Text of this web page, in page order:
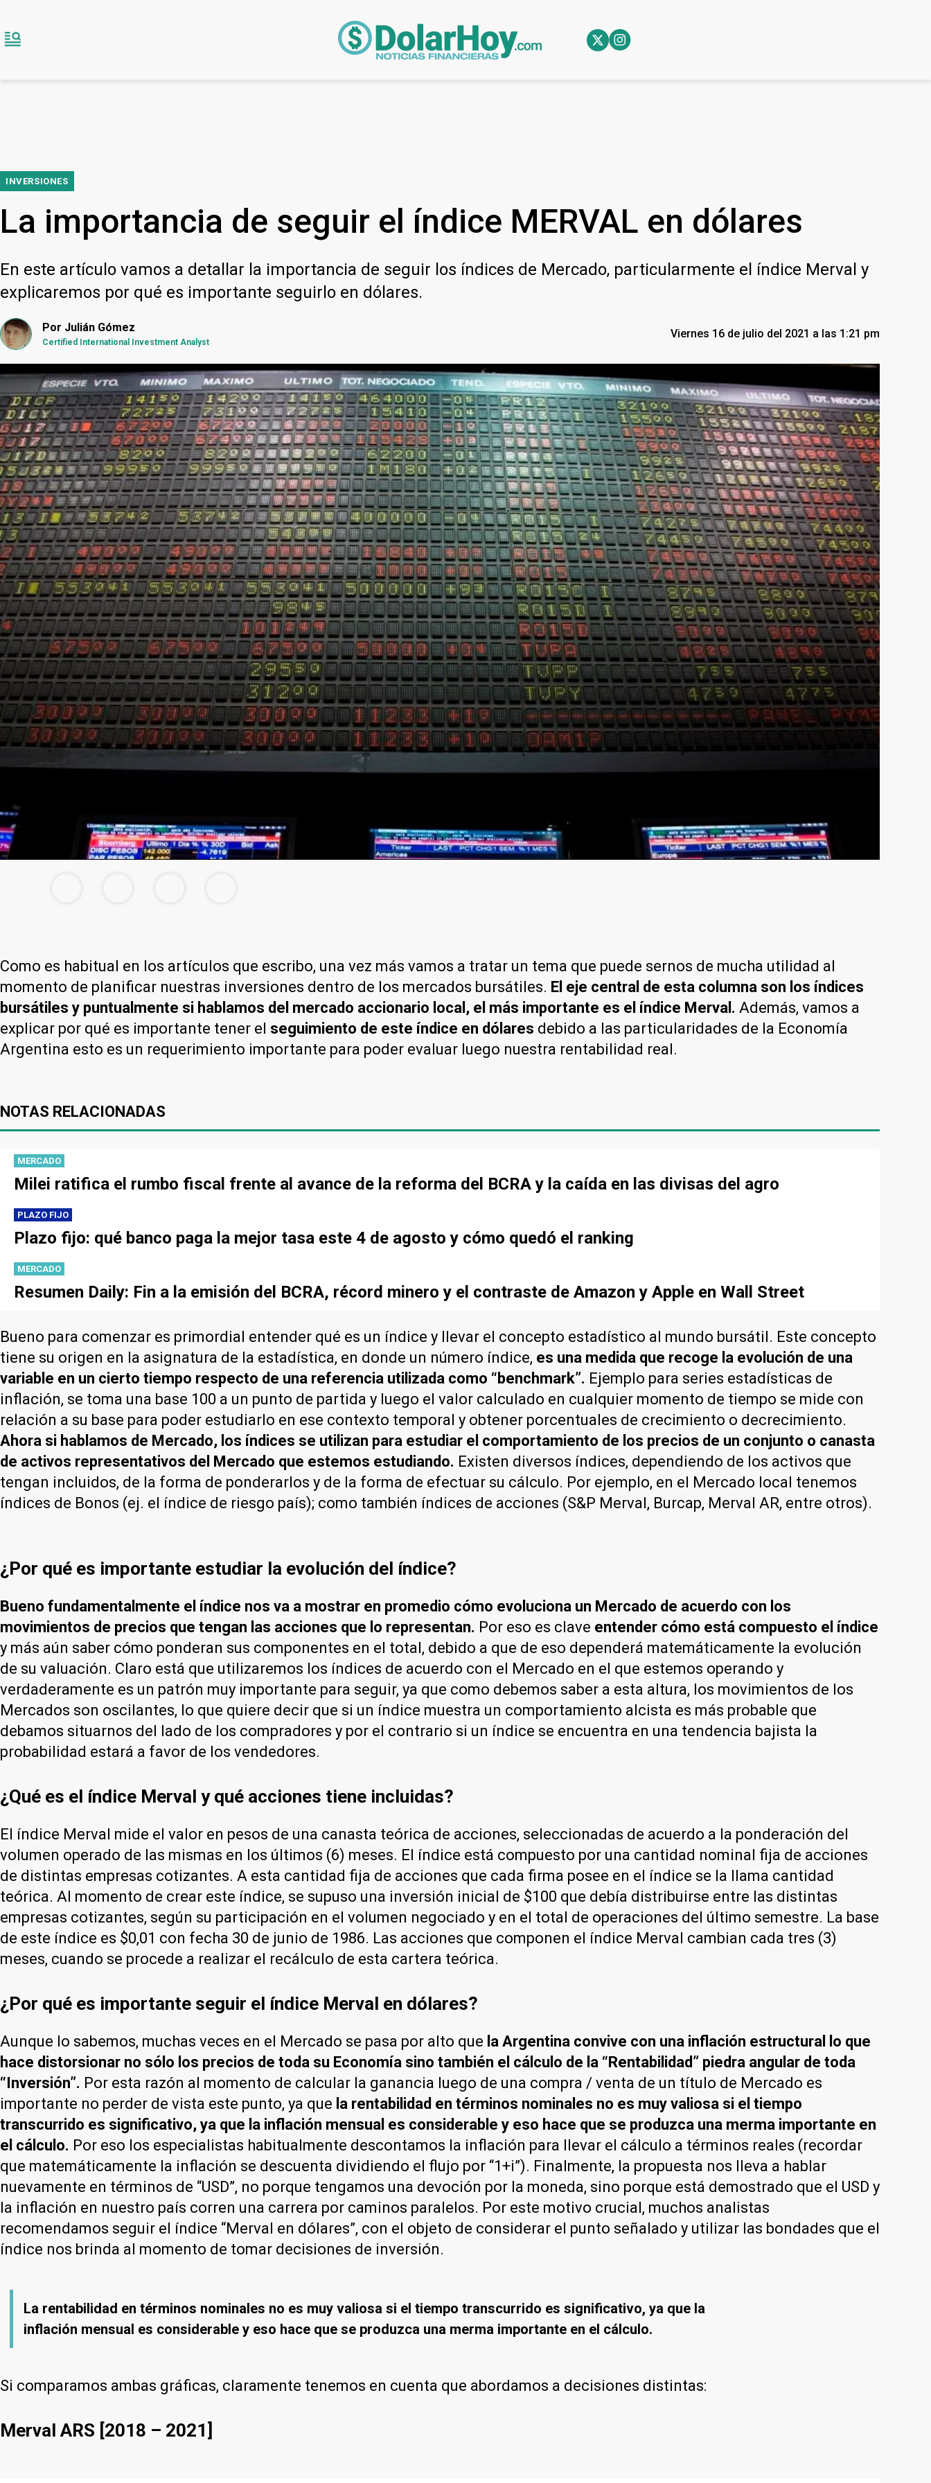
INVERSIONES
La importancia de seguir el índice MERVAL en dólares
En este artículo vamos a detallar la importancia de seguir los índices de Mercado, particularmente el índice Merval y
explicaremos por qué es importante seguirlo en dólares.
Por Julián Gómez
Certified International Investment Analyst
Viernes 16 de julio del 2021 a las 1:21 pm
Como es habitual en los artículos que escribo, una vez más vamos a tratar un tema que puede sernos de mucha utilidad al
momento de planificar nuestras inversiones dentro de los mercados bursátiles. El eje central de esta columna son los índices
bursátiles y puntualmente si hablamos del mercado accionario local, el más importante es el índice Merval. Además, vamos a
explicar por qué es importante tener el seguimiento de este índice en dólares debido a las particularidades de la Economía
Argentina esto es un requerimiento importante para poder evaluar luego nuestra rentabilidad real.
NOTAS RELACIONADAS
MERCADO
Milei ratifica el rumbo fiscal frente al avance de la reforma del BCRA y la caída en las divisas del agro
PLAZO FIJO
Plazo fijo: qué banco paga la mejor tasa este 4 de agosto y cómo quedó el ranking
MERCADO
Resumen Daily: Fin a la emisión del BCRA, récord minero y el contraste de Amazon y Apple en Wall Street
Bueno para comenzar es primordial entender qué es un índice y llevar el concepto estadístico al mundo bursátil. Este concepto
tiene su origen en la asignatura de la estadística, en donde un número índice, es una medida que recoge la evolución de una
variable en un cierto tiempo respecto de una referencia utilizada como “benchmark”. Ejemplo para series estadísticas de
inflación, se toma una base 100 a un punto de partida y luego el valor calculado en cualquier momento de tiempo se mide con
relación a su base para poder estudiarlo en ese contexto temporal y obtener porcentuales de crecimiento o decrecimiento.
Ahora si hablamos de Mercado, los índices se utilizan para estudiar el comportamiento de los precios de un conjunto o canasta
de activos representativos del Mercado que estemos estudiando. Existen diversos índices, dependiendo de los activos que
tengan incluidos, de la forma de ponderarlos y de la forma de efectuar su cálculo. Por ejemplo, en el Mercado local tenemos
índices de Bonos (ej. el índice de riesgo país); como también índices de acciones (S&P Merval, Burcap, Merval AR, entre otros).
¿Por qué es importante estudiar la evolución del índice?
Bueno fundamentalmente el índice nos va a mostrar en promedio cómo evoluciona un Mercado de acuerdo con los
movimientos de precios que tengan las acciones que lo representan. Por eso es clave entender cómo está compuesto el índice
y más aún saber cómo ponderan sus componentes en el total, debido a que de eso dependerá matemáticamente la evolución
de su valuación. Claro está que utilizaremos los índices de acuerdo con el Mercado en el que estemos operando y
verdaderamente es un patrón muy importante para seguir, ya que como debemos saber a esta altura, los movimientos de los
Mercados son oscilantes, lo que quiere decir que si un índice muestra un comportamiento alcista es más probable que
debamos situarnos del lado de los compradores y por el contrario si un índice se encuentra en una tendencia bajista la
probabilidad estará a favor de los vendedores.
¿Qué es el índice Merval y qué acciones tiene incluidas?
El índice Merval mide el valor en pesos de una canasta teórica de acciones, seleccionadas de acuerdo a la ponderación del
volumen operado de las mismas en los últimos (6) meses. El índice está compuesto por una cantidad nominal fija de acciones
de distintas empresas cotizantes. A esta cantidad fija de acciones que cada firma posee en el índice se la llama cantidad
teórica. Al momento de crear este índice, se supuso una inversión inicial de $100 que debía distribuirse entre las distintas
empresas cotizantes, según su participación en el volumen negociado y en el total de operaciones del último semestre. La base
de este índice es $0,01 con fecha 30 de junio de 1986. Las acciones que componen el índice Merval cambian cada tres (3)
meses, cuando se procede a realizar el recálculo de esta cartera teórica.
¿Por qué es importante seguir el índice Merval en dólares?
Aunque lo sabemos, muchas veces en el Mercado se pasa por alto que la Argentina convive con una inflación estructural lo que
hace distorsionar no sólo los precios de toda su Economía sino también el cálculo de la “Rentabilidad” piedra angular de toda
“Inversión”. Por esta razón al momento de calcular la ganancia luego de una compra / venta de un título de Mercado es
importante no perder de vista este punto, ya que la rentabilidad en términos nominales no es muy valiosa si el tiempo
transcurrido es significativo, ya que la inflación mensual es considerable y eso hace que se produzca una merma importante en
el cálculo. Por eso los especialistas habitualmente descontamos la inflación para llevar el cálculo a términos reales (recordar
que matemáticamente la inflación se descuenta dividiendo el flujo por “1+i”). Finalmente, la propuesta nos lleva a hablar
nuevamente en términos de “USD”, no porque tengamos una devoción por la moneda, sino porque está demostrado que el USD y
la inflación en nuestro país corren una carrera por caminos paralelos. Por este motivo crucial, muchos analistas
recomendamos seguir el índice “Merval en dólares”, con el objeto de considerar el punto señalado y utilizar las bondades que el
índice nos brinda al momento de tomar decisiones de inversión.
La rentabilidad en términos nominales no es muy valiosa si el tiempo transcurrido es significativo, ya que la
inflación mensual es considerable y eso hace que se produzca una merma importante en el cálculo.
Si comparamos ambas gráficas, claramente tenemos en cuenta que abordamos a decisiones distintas:
Merval ARS [2018 – 2021]